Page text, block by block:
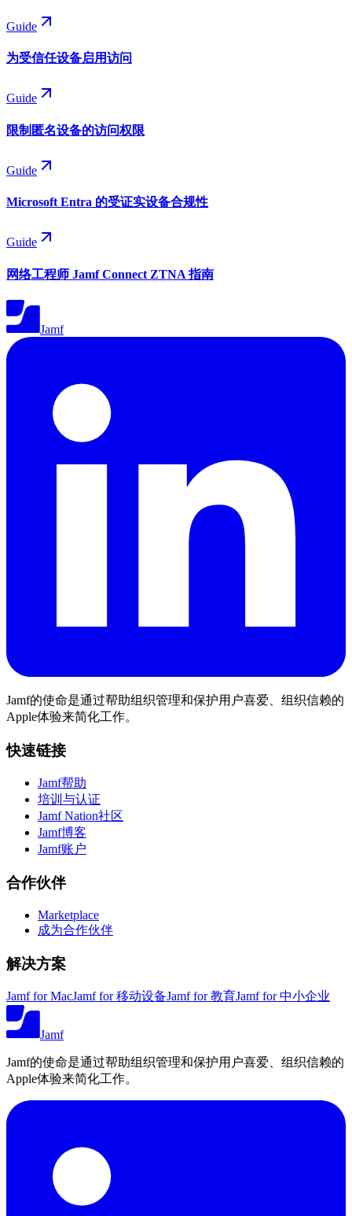
Guide
为受信任设备启用访问
Guide
限制匿名设备的访问权限
Guide
Microsoft Entra 的受证实设备合规性
Guide
网络工程师 Jamf Connect ZTNA 指南
Jamf
Jamf的使命是通过帮助组织管理和保护用户喜爱、组织信赖的
Apple体验来简化工作。
快速链接
Jamf帮助
培训与认证
Jamf Nation社区
Jamf博客
Jamf账户
合作伙伴
Marketplace
成为合作伙伴
解决方案
Jamf for MacJamf for 移动设备Jamf for 教育Jamf for 中小企业
Jamf
Jamf的使命是通过帮助组织管理和保护用户喜爱、组织信赖的
Apple体验来简化工作。